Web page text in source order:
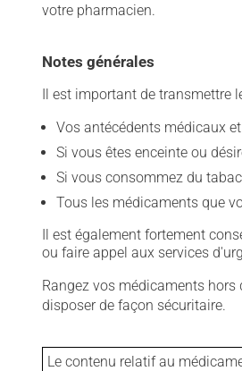
votre pharmacien.
Notes générales
Il est important de transmettre
Vos antécédents médicaux
Si vous êtes enceinte ou
Si vous consommez du
Tous les médicaments que
Il est également fortement
ou faire appel aux services
Rangez vos médicaments
disposer de façon sécuritaire.
Le contenu relatif au